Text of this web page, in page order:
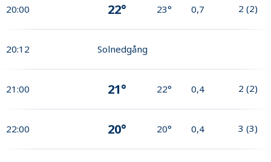
20:00 22° 23° 0,7 2 (2)
20:12 Solnedgång
21:00 21° 22° 0,4 2 (2)
22:00 20° 20° 0,4 3 (3)